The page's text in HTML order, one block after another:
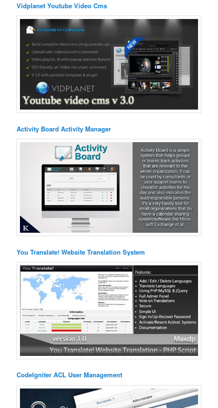
Vidplanet Youtube Video Cms
Activity Board Activity Manager
You Translate! Website Translation System
CodeIgniter ACL User Management